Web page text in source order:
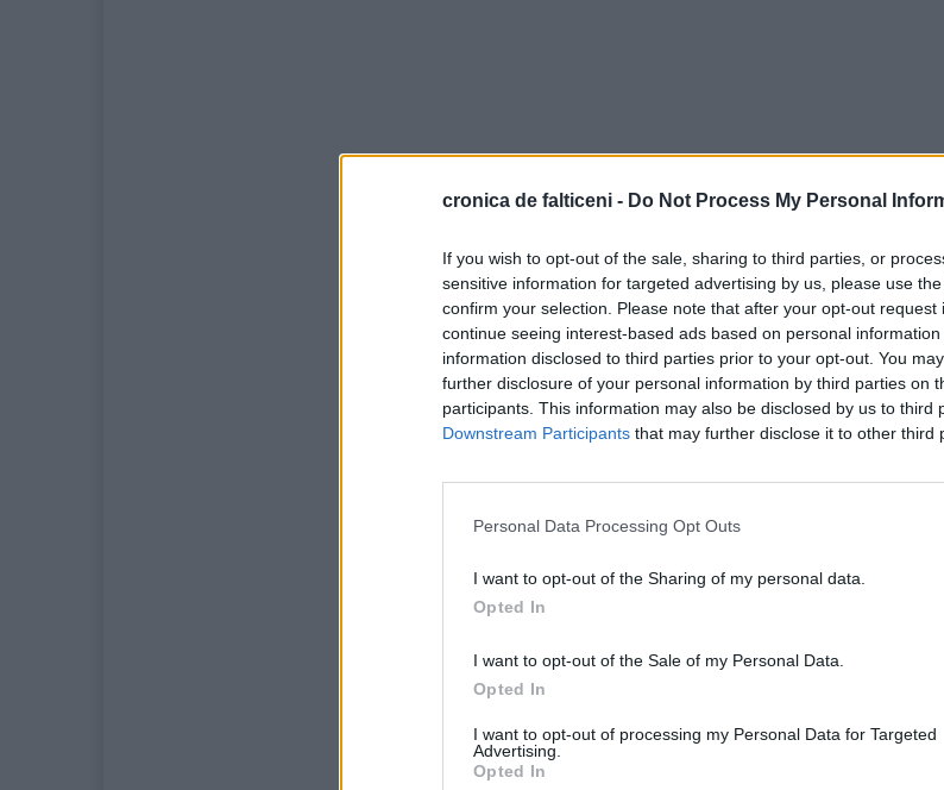
cronica de falticeni - Do Not Process My Personal
If you wish to opt-out of the sale, sharing to third parties, or
sensitive information for targeted advertising by us, please use
confirm your selection. Please note that after your opt-out request
continue seeing interest-based ads based on personal
information disclosed to third parties prior to your opt-out. You
further disclosure of your personal information by third parties on
participants. This information may also be disclosed by us to third
Downstream Participants that may further disclose it to other third
Personal Data Processing Opt Outs
I want to opt-out of the Sharing of my personal data.
Opted In
I want to opt-out of the Sale of my Personal Data.
Opted In
I want to opt-out of processing my Personal Data for Targeted
Advertising.
Opted In